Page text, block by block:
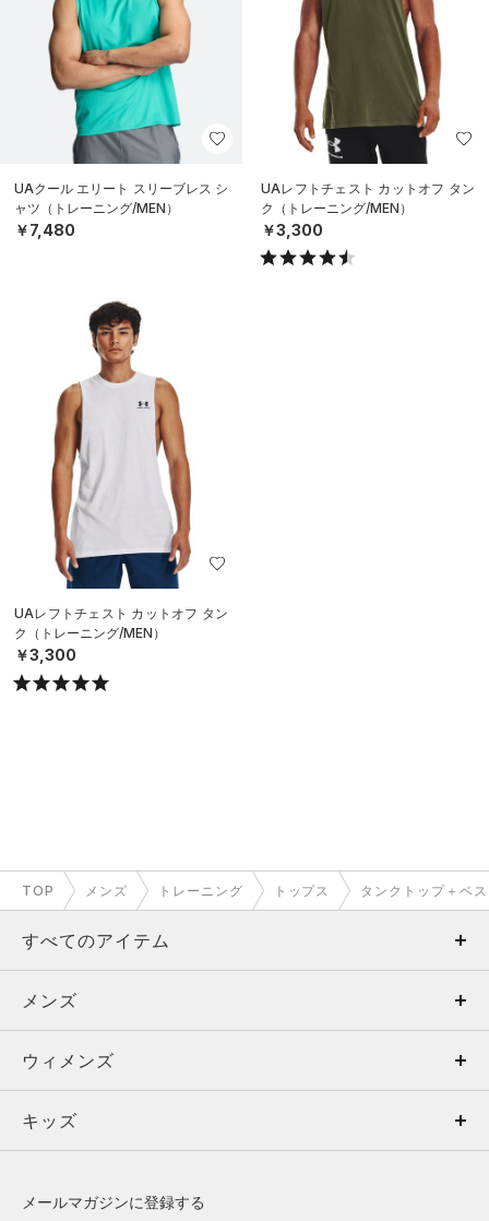
UAクール エリート スリーブレス シ
ャツ（トレーニング/MEN）
￥7,480
UAレフトチェスト カットオフ タン
ク（トレーニング/MEN）
￥3,300
UAレフトチェスト カットオフ タン
ク（トレーニング/MEN）
￥3,300
TOP メンズ トレーニング トップス タンクトップ＋ベ
すべてのアイテム
メンズ
ウィメンズ
キッズ
メンズ
トップス
ボトムス
ウィメンズ
トップス
キッズ
メールマガジンに登録する